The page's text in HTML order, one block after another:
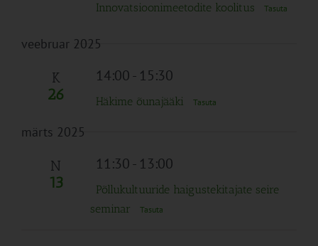
Innovatsioonimeetodite koolitus Tasuta
veebruar 2025
K
26
14:00- 15:30
Häkime õunajääki Tasuta
märts 2025
N
13
11:30- 13:00
Põllukultuuride haigustekitajate seire
seminar
Tasuta